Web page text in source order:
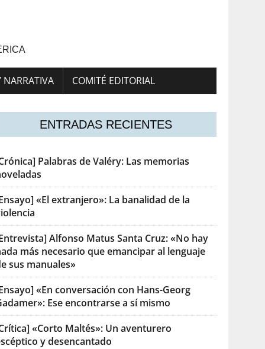
NARRATIVA COMITÉ EDITORIAL
ENTRADAS RECIENTES
Palabras de Valéry: Las memorias
«El extranjero»: La banalidad de la
Alfonso Matus Santa Cruz: «No hay
más necesario que emancipar al lenguaje
sus manuales»
«En conversación con Hans-Georg
Ese encontrarse a sí mismo
«Corto Maltés»: Un aventurero
y desencantado